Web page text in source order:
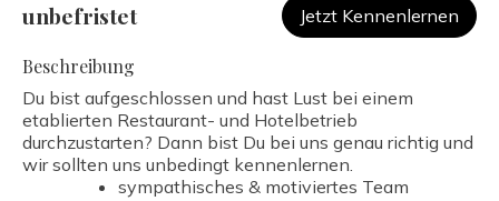
unbefristet Jetzt Kennenlernen
Beschreibung
Du bist aufgeschlossen und hast Lust bei einem
etablierten Restaurant- und Hotelbetrieb
durchzustarten? Dann bist Du bei uns genau richtig und
wir sollten uns unbedingt kennenlernen.
sympathisches & motiviertes Team